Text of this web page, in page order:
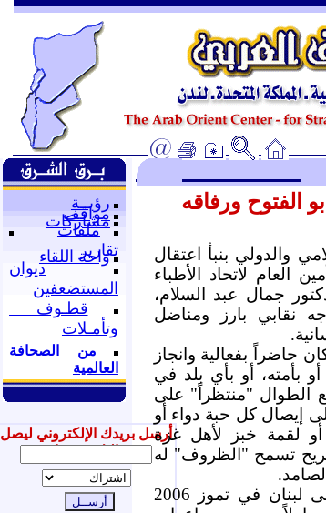
رؤيــة
مواقف
مشاركات
ملفات
تقارير
واحة اللقاء
ديوان
المستضعفين
قطـوف
وتأمـلات
من الصحافة
العالمية
أرسل بريدك الإلكتروني ليصل
إليك جديدنا
الفتوح ورفاقه
والدولي بنبأ اعتقال
العام لاتحاد الأطباء
جمال عبد السلام،
نقابي بارز ومناضل
حاضراً بفعالية وانجاز
بأمته، أو بأي بلد في
الطوال "منتظراً" على
إيصال كل حبة دواء أو
لقمة خبز لأهل غزة
تسمح "الظروف" له
وقبل غزة كان أول من وصل إلى لبنان في تموز 2006